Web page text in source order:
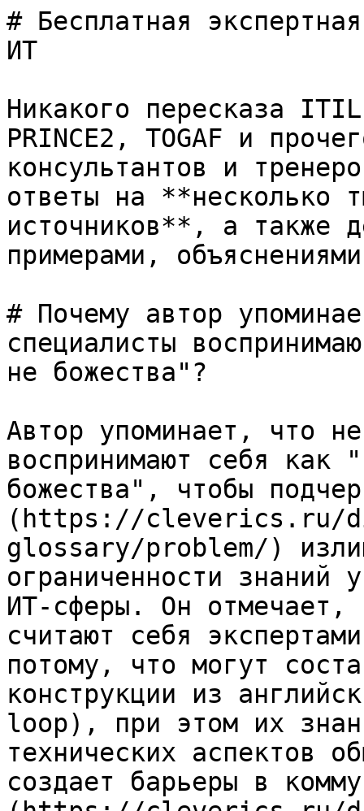
# Бесплатная
ИТ
Никакого пересказа
PRINCE2, TOGAF и
консультантов и
ответы на **несколько
источников**, а также
примерами,
# Почему автор
специалисты
не божества"?
Автор упоминает, что
воспринимают себя как
божества", чтобы
(https://cleverics.ru/
glossary/problem/)
ограниченности знаний
ИТ-сферы. Он отмечает,
считают себя
потому, что могут
конструкции из
loop), при этом их
технических аспектов
создает барьеры в